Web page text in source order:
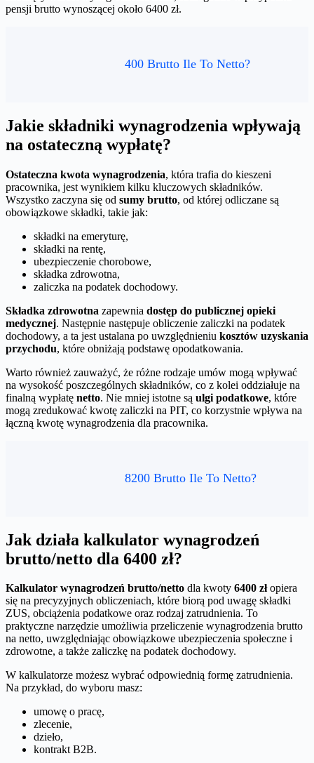
pensji brutto wynoszącej około 6400 zł.
400 Brutto Ile To Netto?
Jakie składniki wynagrodzenia wpływają
na ostateczną wypłatę?
Ostateczna kwota wynagrodzenia, która trafia do kieszeni
pracownika, jest wynikiem kilku kluczowych składników.
Wszystko zaczyna się od sumy brutto, od której odliczane są
obowiązkowe składki, takie jak:
składki na emeryturę,
składki na rentę,
ubezpieczenie chorobowe,
składka zdrowotna,
zaliczka na podatek dochodowy.
Składka zdrowotna zapewnia dostęp do publicznej opieki
medycznej. Następnie następuje obliczenie zaliczki na podatek
dochodowy, a ta jest ustalana po uwzględnieniu kosztów uzyskania
przychodu, które obniżają podstawę opodatkowania.
Warto również zauważyć, że różne rodzaje umów mogą wpływać
na wysokość poszczególnych składników, co z kolei oddziałuje na
finalną wypłatę netto. Nie mniej istotne są ulgi podatkowe, które
mogą zredukować kwotę zaliczki na PIT, co korzystnie wpływa na
łączną kwotę wynagrodzenia dla pracownika.
8200 Brutto Ile To Netto?
Jak działa kalkulator wynagrodzeń
brutto/netto dla 6400 zł?
Kalkulator wynagrodzeń brutto/netto dla kwoty 6400 złopiera
się na precyzyjnych obliczeniach, które biorą pod uwagę składki
ZUS, obciążenia podatkowe oraz rodzaj zatrudnienia. To
praktyczne narzędzie umożliwia przeliczenie wynagrodzenia brutto
na netto, uwzględniając obowiązkowe ubezpieczenia społeczne i
zdrowotne, a także zaliczkę na podatek dochodowy.
W kalkulatorze możesz wybrać odpowiednią formę zatrudnienia.
Na przykład, do wyboru masz:
umowę o pracę,
zlecenie,
dzieło,
kontrakt B2B.